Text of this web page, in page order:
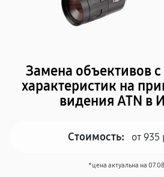
Замена объективов
характеристик на
видения ATN в
Стоимость: от
*цена актуальна на